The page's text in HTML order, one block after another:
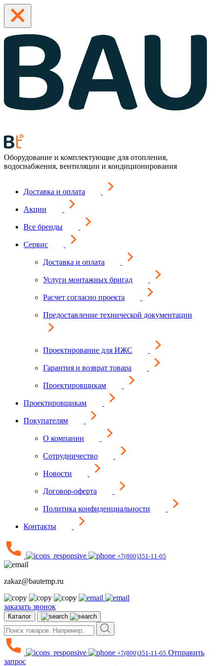
Оборудование и комплектующие для отопления,
водоснабжения, вентиляции и кондиционирования
Доставка и оплата
Акции
Все бренды
Сервис
Доставка и оплата
Услуги монтажных бригад
Расчет согласно проекта
Предоставление технической документации
Проектирование для ИЖС
Гарантия и возврат товара
Проектировщикам
Проектировщикам
Покупателям
О компании
Сотрудничество
Новости
Договор-оферта
Политика конфиденциальности
Контакты
+7(800)351-11-05
zakaz@bautemp.ru
заказать звонок
Каталог
+7(800)351-11-05 Отправить
запрос